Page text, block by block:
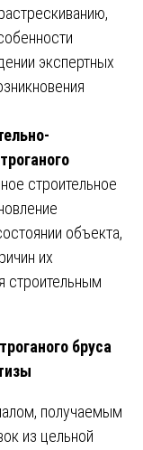
экспертных
строительное
объекта,
их
строительным
бруса
получаемым
из цельной